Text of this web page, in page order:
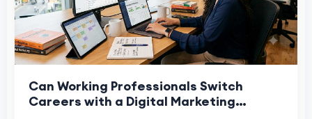
Can Working Professionals Switch
Careers with a Digital Marketing